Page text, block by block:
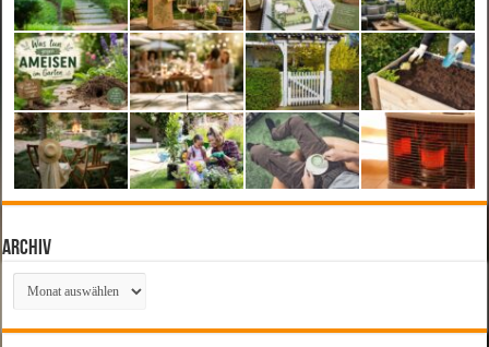
Archiv
Archiv